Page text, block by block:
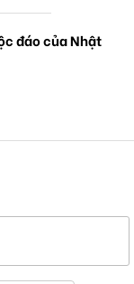
đáo của Nhật